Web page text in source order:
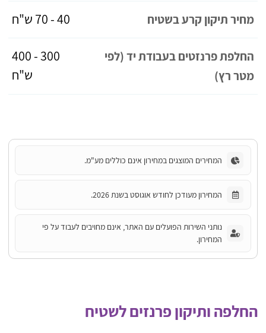
מחיר תיקון קרע בשטיח 40 - 70 ש"ח
החלפת פרנזטים בעבודת יד (לפי
מטר רץ)
300 - 400
ש"ח
המחירים המוצגים במחירון אינם כוללים מע"מ.
המחירון מעודכן לחודש אוגוסט בשנת 2026.
נותני השירות הפועלים עם האתר, אינם מחויבים לעבוד על פי
המחירון.
החלפה ותיקון פרנזים לשטיח